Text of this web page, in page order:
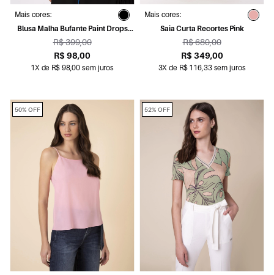
Mais cores:
Blusa Malha Bufante Paint Drops
Preto
R$ 399,00
R$ 98,00
1X de R$ 98,00 sem juros
Mais cores:
Saia Curta Recortes Pink
R$ 680,00
R$ 349,00
3X de R$ 116,33 sem juros
50% OFF 52% OFF